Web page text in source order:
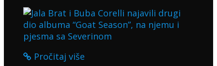
Pročitaj više